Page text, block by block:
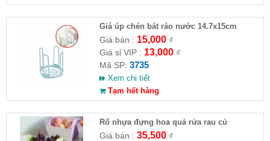
Giá úp chén bát ráo nước 14.7x15cm
Giá bán : 15,000₫
Giá sỉ VIP : 13,000₫
Mã SP: 3735
Xem chi tiết
Tạm hết hàng
Rổ nhựa đựng hoa quả rửa rau củ
Giá bán : 35,500₫